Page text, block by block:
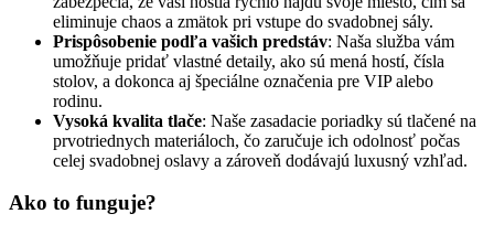
eliminuje chaos a zmätok pri vstupe do svadobnej sály.
Prispôsobenie podľa vašich predstáv: Naša služba vám
umožňuje pridať vlastné detaily, ako sú mená hostí, čísla
stolov, a dokonca aj špeciálne označenia pre VIP alebo
rodinu.
Vysoká kvalita tlače: Naše zasadacie poriadky sú tlačené na
prvotriednych materiáloch, čo zaručuje ich odolnosť počas
celej svadobnej oslavy a zároveň dodávajú luxusný vzhľad.
Ako to funguje?